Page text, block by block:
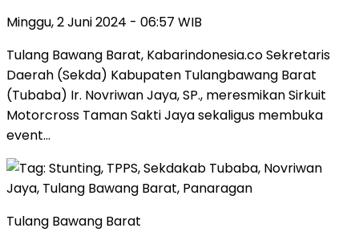
Minggu, 2 Juni 2024 - 06:57 WIB
Tulang Bawang Barat, Kabarindonesia.co Sekretaris
Daerah (Sekda) Kabupaten Tulangbawang Barat
(Tubaba) Ir. Novriwan Jaya, SP., meresmikan Sirkuit
Motorcross Taman Sakti Jaya sekaligus membuka
event…
Tulang Bawang Barat